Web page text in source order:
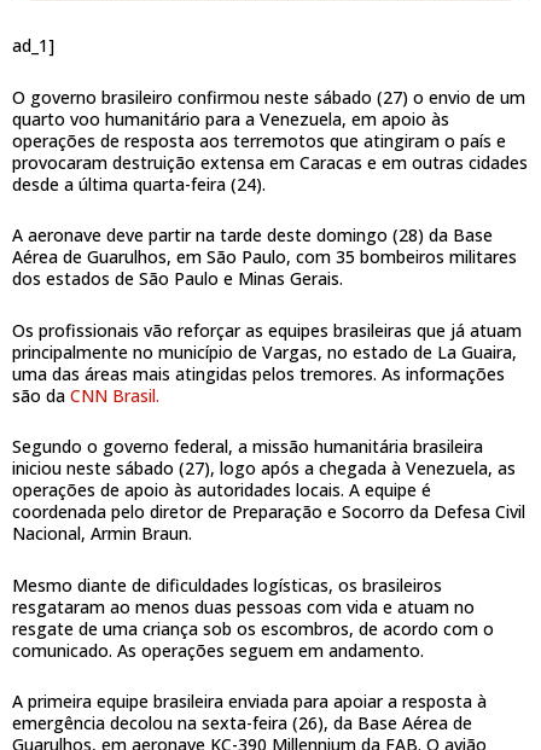
ad_1]
O governo brasileiro confirmou neste sábado (27) o envio de um
quarto voo humanitário para a Venezuela, em apoio às
operações de resposta aos terremotos que atingiram o país e
provocaram destruição extensa em Caracas e em outras cidades
desde a última quarta-feira (24).
A aeronave deve partir na tarde deste domingo (28) da Base
Aérea de Guarulhos, em São Paulo, com 35 bombeiros militares
dos estados de São Paulo e Minas Gerais.
Os profissionais vão reforçar as equipes brasileiras que já atuam
principalmente no município de Vargas, no estado de La Guaira,
uma das áreas mais atingidas pelos tremores. As informações
são da CNN Brasil.
Segundo o governo federal, a missão humanitária brasileira
iniciou neste sábado (27), logo após a chegada à Venezuela, as
operações de apoio às autoridades locais. A equipe é
coordenada pelo diretor de Preparação e Socorro da Defesa Civil
Nacional, Armin Braun.
Mesmo diante de dificuldades logísticas, os brasileiros
resgataram ao menos duas pessoas com vida e atuam no
resgate de uma criança sob os escombros, de acordo com o
comunicado. As operações seguem em andamento.
A primeira equipe brasileira enviada para apoiar a resposta à
emergência decolou na sexta-feira (26), da Base Aérea de
Guarulhos, em aeronave KC-390 Millennium da FAB. O avião